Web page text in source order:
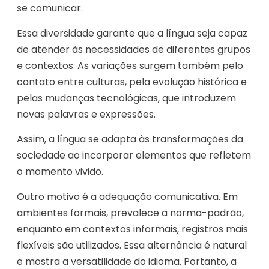
se comunicar.
Essa diversidade garante que a língua seja capaz
de atender às necessidades de diferentes grupos
e contextos. As variações surgem também pelo
contato entre culturas, pela evolução histórica e
pelas mudanças tecnológicas, que introduzem
novas palavras e expressões.
Assim, a língua se adapta às transformações da
sociedade ao incorporar elementos que refletem
o momento vivido.
Outro motivo é a adequação comunicativa. Em
ambientes formais, prevalece a norma-padrão,
enquanto em contextos informais, registros mais
flexíveis são utilizados. Essa alternância é natural
e mostra a versatilidade do idioma. Portanto, a